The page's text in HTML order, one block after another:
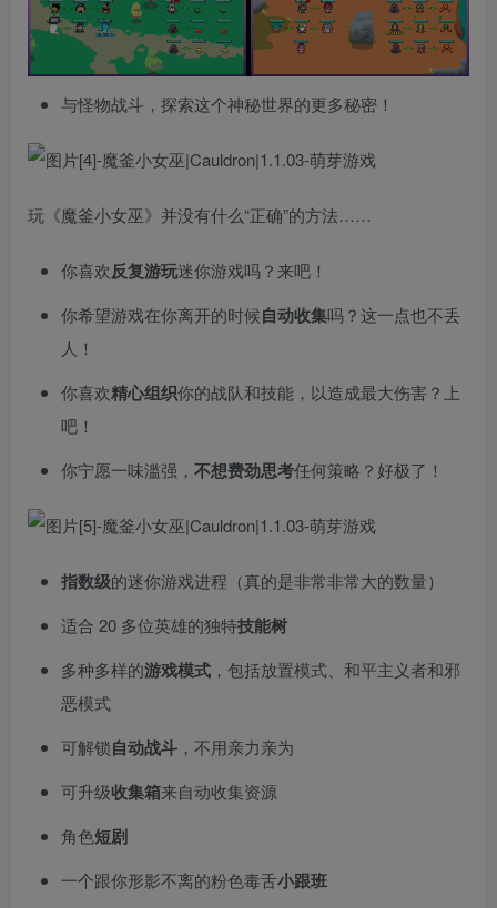
与怪物战斗，探索这个神秘世界的更多秘密！
玩《魔釜小女巫》并没有什么“正确”的方法……
你喜欢反复游玩迷你游戏吗？来吧！
你希望游戏在你离开的时候自动收集吗？这一点也不丢
人！
你喜欢精心组织你的战队和技能，以造成最大伤害？上
吧！
你宁愿一味滥强， 不想费劲思考任何策略？好极了！
指数级的迷你游戏进程（真的是非常非常大的数量）
适合 20 多位英雄的独特技能树
多种多样的游戏模式 ，包括放置模式、和平主义者和邪
恶模式
可解锁自动战斗 ，不用亲力亲为
可升级收集箱来自动收集资源
角色短剧
一个跟你形影不离的粉色毒舌小跟班